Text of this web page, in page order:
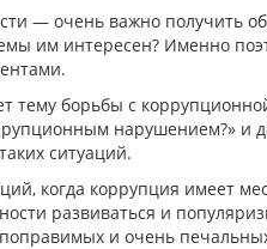
— очень важно получить
им интересен? Именно
тему борьбы с
нарушением?» и
ситуаций.
когда коррупция имеет
развиваться и
и очень